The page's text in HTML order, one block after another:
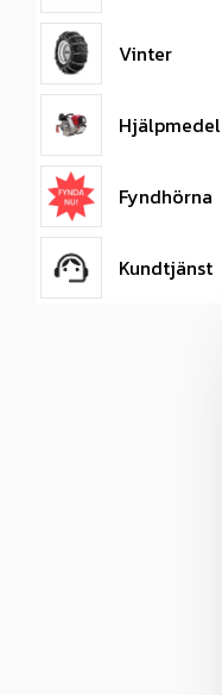
Vinter
Hjälpmedel
Fyndhörna
Kundtjänst